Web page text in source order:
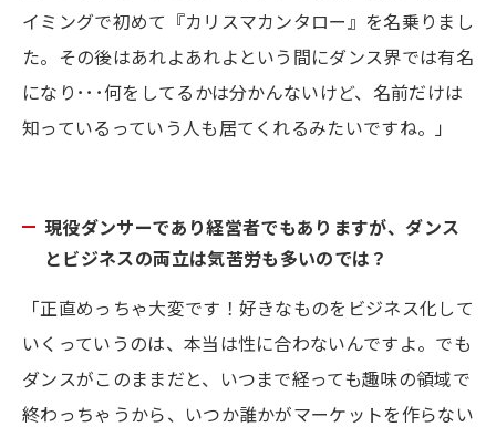
イミングで初めて『カリスマカンタロー』を名乗りまし
た。その後はあれよあれよという間にダンス界では有名
になり･･･何をしてるかは分かんないけど、名前だけは
知っているっていう人も居てくれるみたいですね。」
現役ダンサーであり経営者でもありますが、ダンス
とビジネスの両立は気苦労も多いのでは？
「正直めっちゃ大変です！好きなものをビジネス化して
いくっていうのは、本当は性に合わないんですよ。でも
ダンスがこのままだと、いつまで経っても趣味の領域で
終わっちゃうから、いつか誰かがマーケットを作らない